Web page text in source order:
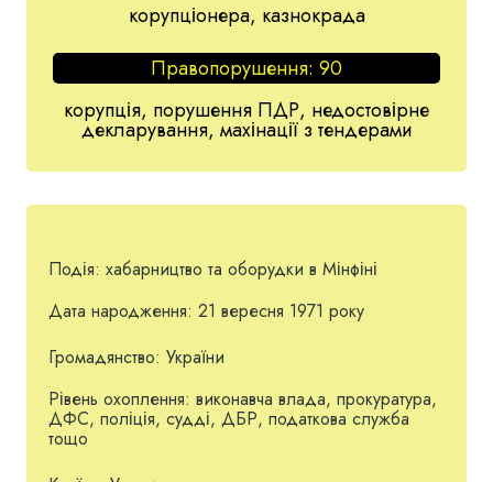
корупціонера, казнокрада
Правопорушення: 90
корупція, порушення ПДР, недостовірне
декларування, махінації з тендерами
Подія: хабарництво та оборудки в Мінфіні
Дата народження: 21 вересня 1971 року
Громадянство: України
Рівень охоплення: виконавча влада, прокуратура,
ДФС, поліція, судді, ДБР, податкова служба
тощо